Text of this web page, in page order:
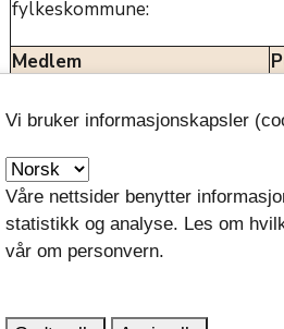
fylkeskommune:
Medlem
Bjørn Rudborg (Ap)
Stamland (FrP)
Ansvarlig sektor: Kultur
Vi bruker informasjonskapsler
Våre nettsider benytter
statistikk og analyse. Les om
vår om personvern.